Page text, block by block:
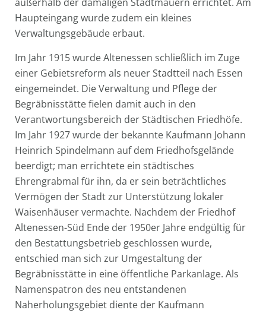
Haupteingang wurde zudem ein kleines
Verwaltungsgebäude erbaut.
Im Jahr 1915 wurde Altenessen schließlich im Zuge
einer Gebietsreform als neuer Stadtteil nach Essen
eingemeindet. Die Verwaltung und Pflege der
Begräbnisstätte fielen damit auch in den
Verantwortungsbereich der Städtischen Friedhöfe.
Im Jahr 1927 wurde der bekannte Kaufmann Johann
Heinrich Spindelmann auf dem Friedhofsgelände
beerdigt; man errichtete ein städtisches
Ehrengrabmal für ihn, da er sein beträchtliches
Vermögen der Stadt zur Unterstützung lokaler
Waisenhäuser vermachte. Nachdem der Friedhof
Altenessen-Süd Ende der 1950er Jahre endgültig für
den Bestattungsbetrieb geschlossen wurde,
entschied man sich zur Umgestaltung der
Begräbnisstätte in eine öffentliche Parkanlage. Als
Namenspatron des neu entstandenen
Naherholungsgebiet diente der Kaufmann